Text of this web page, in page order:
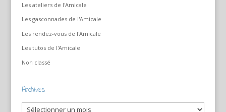
Les ateliers de l'Amicale
Les gasconnades de l'Amicale
Les rendez-vous de l'Amicale
Les tutos de l'Amicale
Non classé
Archives
Archives